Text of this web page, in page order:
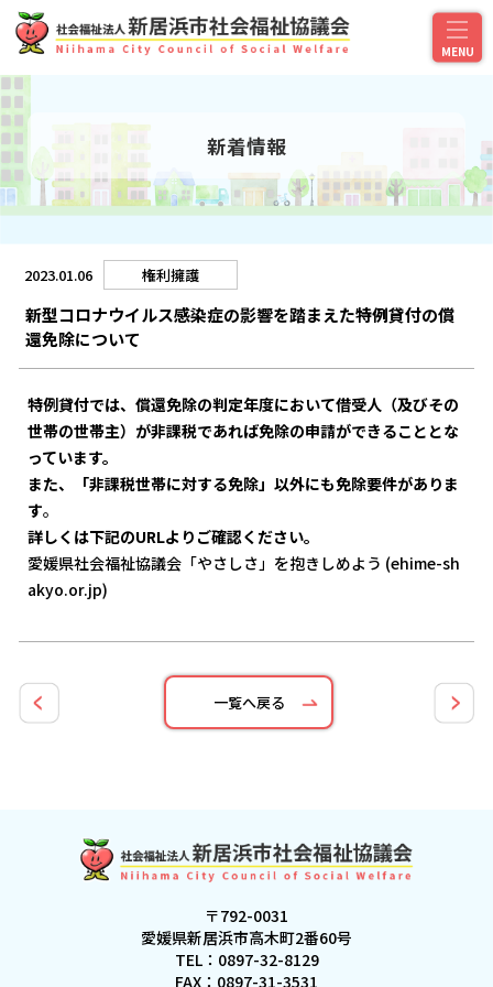
新着情報
2023.01.06 権利擁護
新型コロナウイルス感染症の影響を踏まえた特例貸付の償
還免除について
特例貸付では、償還免除の判定年度において借受人（及びその
世帯の世帯主）が非課税であれば免除の申請ができることとな
っています。
また、「非課税世帯に対する免除」以外にも免除要件がありま
す。
詳しくは下記のURLよりご確認ください。
愛媛県社会福祉協議会「やさしさ」を抱きしめよう (ehime-sh
akyo.or.jp)
一覧へ戻る
〒792-0031
愛媛県新居浜市高木町2番60号
TEL： 0897-32-8129
FAX：0897-31-3531